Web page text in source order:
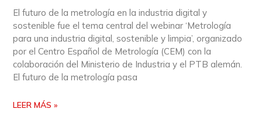
El futuro de la metrología en la industria digital y
sostenible fue el tema central del webinar ‘Metrología
para una industria digital, sostenible y limpia’, organizado
por el Centro Español de Metrología (CEM) con la
colaboración del Ministerio de Industria y el PTB alemán.
El futuro de la metrología pasa
LEER MÁS »